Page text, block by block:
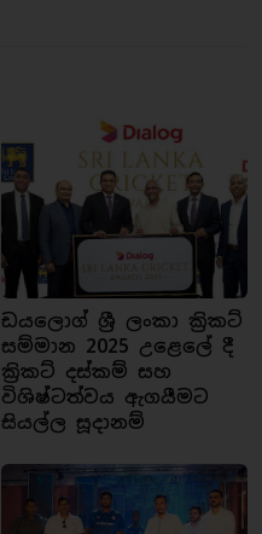
ඩයලොග් ශ්‍රී ලංකා ක්‍රිකට්
සම්මාන 2025 උළෙලේ දී
ක්‍රිකට් දස්කම් සහ
විශිෂ්ටත්වය ඇගයීමට
සියල්ල සූදානම්